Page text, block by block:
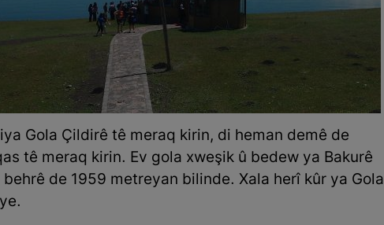
Gola Çildirê tê meraq kirin, di heman demê de
tê meraq kirin. Ev gola xweşik û bedew ya Bakurê
de 1959 metreyan bilinde. Xala herî kûr ya Gola